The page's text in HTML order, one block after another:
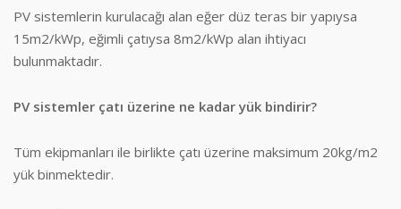
PV sistemlerin kurulacağı alan eğer düz teras bir yapıysa
15m2/kWp, eğimli çatıysa 8m2/kWp alan ihtiyacı
bulunmaktadır.
PV sistemler çatı üzerine ne kadar yük bindirir?
Tüm ekipmanları ile birlikte çatı üzerine maksimum 20kg/m2
yük binmektedir.